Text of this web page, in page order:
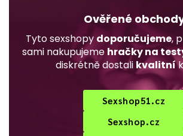
Ověřené
Tyto sexshopy doporučujeme,
sami nakupujeme hračky na
diskrétně dostali kvalitní
Sexshop51.cz
Sexshop.cz